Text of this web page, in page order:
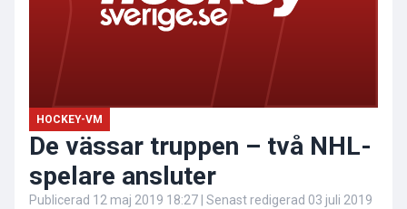
HOCKEY-VM
De vässar truppen – två NHL-
spelare ansluter
Publicerad 12 maj 2019 18:27 | Senast redigerad 03 juli 2019